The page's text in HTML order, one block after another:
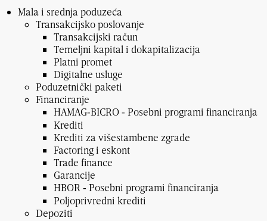
Mala i srednja poduzeća
Transakcijsko poslovanje
Transakcijski račun
Temeljni kapital i dokapitalizacija
Platni promet
Digitalne usluge
Poduzetnički paketi
Financiranje
HAMAG‑BICRO ‑ Posebni programi financiranja
Krediti
Krediti za višestambene zgrade
Factoring i eskont
Trade finance
Garancije
HBOR ‑ Posebni programi financiranja
Poljoprivredni krediti
Depoziti